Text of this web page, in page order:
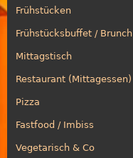
Frühstücken
Frühstücksbuffet / Brunch
Mittagstisch
Restaurant (Mittagessen)
Pizza
Fastfood / Imbiss
Vegetarisch & Co